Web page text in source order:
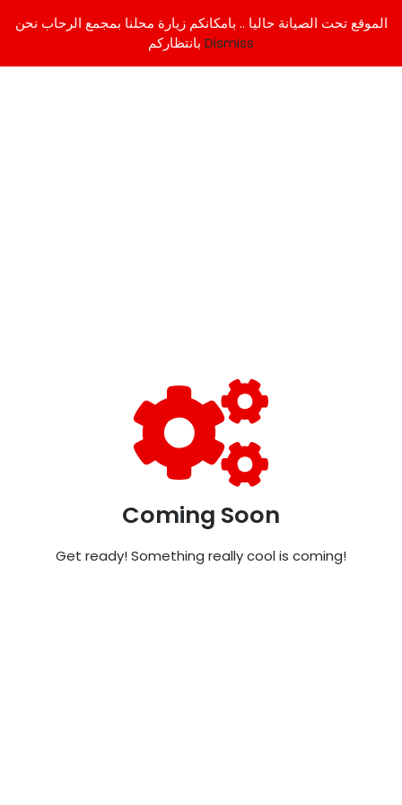
الموقع تحت الصيانة حاليا .. بامكانكم زيارة محلنا بمجمع الرحاب نحن
Dismiss
Coming Soon
Get ready! Something really cool is coming!